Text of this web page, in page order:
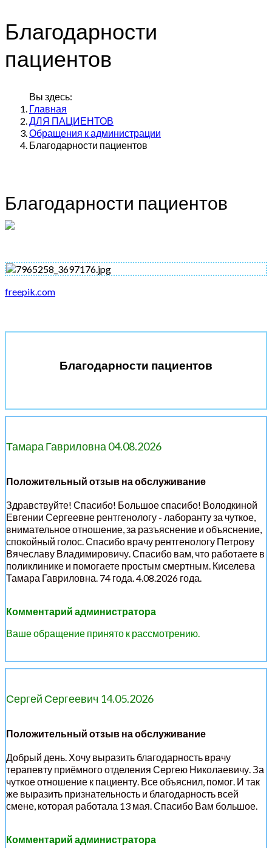
Благодарности
пациентов
Вы здесь:
Главная
ДЛЯ ПАЦИЕНТОВ
Обращения к администрации
Благодарности пациентов
Благодарности пациентов
freepik.com
Благодарности пациентов
Тамара Гавриловна 04.08.2026
Положительный отзыв на обслуживание
Здравствуйте! Спасибо! Большое спасибо! Володкиной
Евгении Сергеевне рентгенологу - лаборанту за чуткое,
внимательное отношение, за разъяснение и объяснение,
спокойный голос. Спасибо врачу рентгенологу Петрову
Вячеславу Владимировичу. Спасибо вам, что работаете в
поликлинике и помогаете простым смертным. Киселева
Тамара Гавриловна. 74 года. 4.08.2026 года.
Комментарий администратора
Ваше обращение принято к рассмотрению.
Сергей Сергеевич 14.05.2026
Положительный отзыв на обслуживание
Добрый день. Хочу выразить благодарность врачу
терапевту приёмного отделения Сергею Николаевичу. За
чуткое отношение к пациенту. Все объяснил, помог. И так
же выразить признательность и благодарность всей
смене, которая работала 13 мая. Спасибо Вам большое.
Комментарий администратора